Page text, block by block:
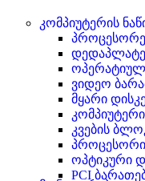
კომპიუტერის
ვიდეო
მყარი
კვების
ოპტიკური
PCI